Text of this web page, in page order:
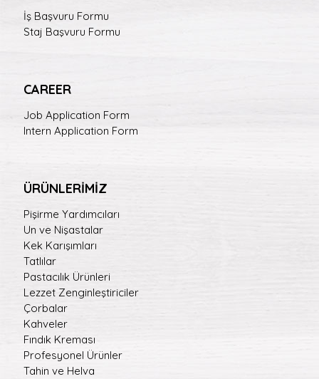
İş Başvuru Formu
Staj Başvuru Formu
CAREER
Job Application Form
Intern Application Form
ÜRÜNLERİMİZ
Pişirme Yardımcıları
Un ve Nişastalar
Kek Karışımları
Tatlılar
Pastacılık Ürünleri
Lezzet Zenginleştiriciler
Çorbalar
Kahveler
Fındık Kreması
Profesyonel Ürünler
Tahin ve Helva